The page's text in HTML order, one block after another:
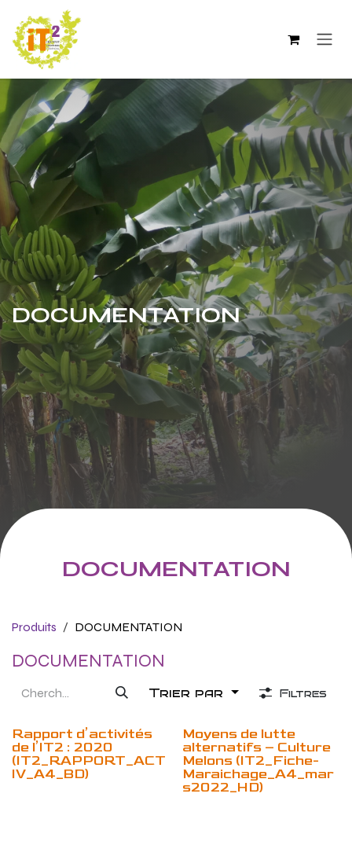
Se rendre au contenu
DOCUMENTATION
DOCUMENTATION
Produits DOCUMENTATION
DOCUMENTATION
Trier par Filtres
Rapport d’activités
de l’IT2 : 2020
(IT2_RAPPORT_ACT
IV_A4_BD)
Moyens de lutte
alternatifs – Culture
Melons (IT2_Fiche-
Maraichage_A4_mar
s2022_HD)